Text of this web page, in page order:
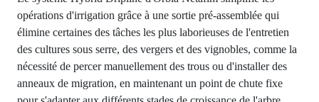
opérations d'irrigation grâce à une sortie pré-assemblée qui
élimine certaines des tâches les plus laborieuses de l'entretien
des cultures sous serre, des vergers et des vignobles, comme la
nécessité de percer manuellement des trous ou d'installer des
anneaux de migration, en maintenant un point de chute fixe